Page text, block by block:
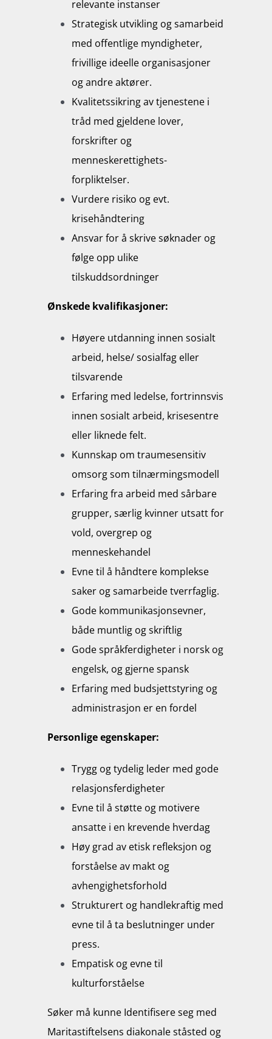
relevante instanser
Strategisk utvikling og samarbeid
med offentlige myndigheter,
frivillige ideelle organisasjoner
og andre aktører.
Kvalitetssikring av tjenestene i
tråd med gjeldene lover,
forskrifter og
menneskerettighets-
forpliktelser.
Vurdere risiko og evt.
krisehåndtering
Ansvar for å skrive søknader og
følge opp ulike
tilskuddsordninger
Ønskede kvalifikasjoner:
Høyere utdanning innen sosialt
arbeid, helse/ sosialfag eller
tilsvarende
Erfaring med ledelse, fortrinnsvis
innen sosialt arbeid, krisesentre
eller liknede felt.
Kunnskap om traumesensitiv
omsorg som tilnærmingsmodell
Erfaring fra arbeid med sårbare
grupper, særlig kvinner utsatt for
vold, overgrep og
menneskehandel
Evne til å håndtere komplekse
saker og samarbeide tverrfaglig.
Gode kommunikasjonsevner,
både muntlig og skriftlig
Gode språkferdigheter i norsk og
engelsk, og gjerne spansk
Erfaring med budsjettstyring og
administrasjon er en fordel
Personlige egenskaper:
Trygg og tydelig leder med gode
relasjonsferdigheter
Evne til å støtte og motivere
ansatte i en krevende hverdag
Høy grad av etisk refleksjon og
forståelse av makt og
avhengighetsforhold
Strukturert og handlekraftig med
evne til å ta beslutninger under
press.
Empatisk og evne til
kulturforståelse
Søker må kunne Identifisere seg med
Maritastiftelsens diakonale ståsted og